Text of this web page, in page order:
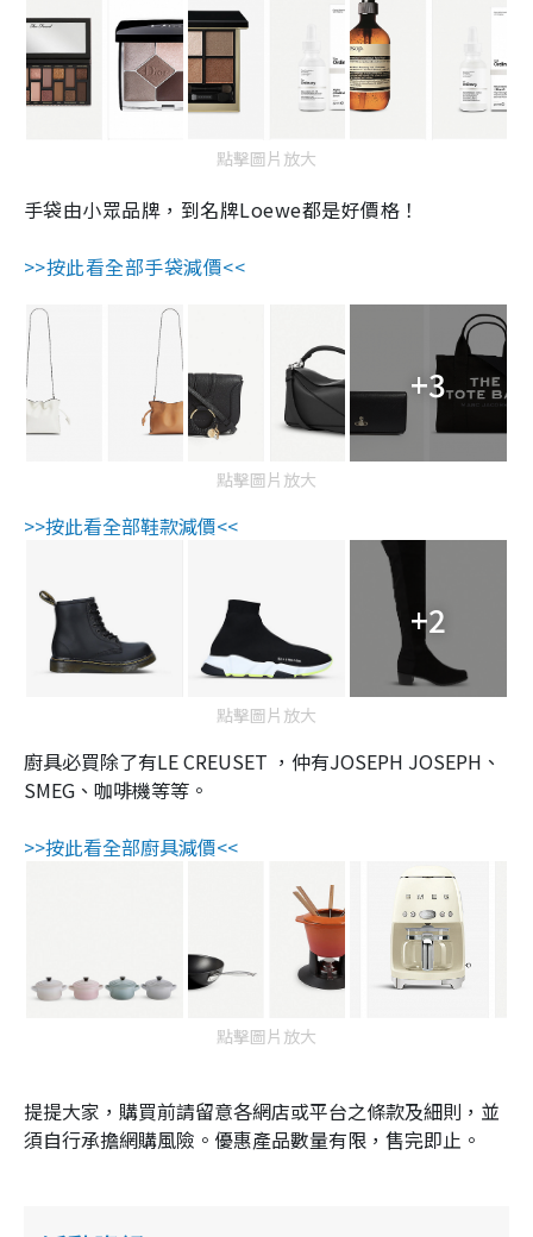
點擊圖片放大
手袋由小眾品牌，到名牌Loewe都是好價格！
>>按此看全部手袋減價<<
+3
點擊圖片放大
>>按此看全部鞋款減價<<
+2
點擊圖片放大
廚具必買除了有LE CREUSET ，仲有JOSEPH JOSEPH、
SMEG、咖啡機等等。
>>按此看全部廚具減價<<
點擊圖片放大
提提大家，購買前請留意各網店或平台之條款及細則，並
須自行承擔網購風險。優惠產品數量有限，售完即止。